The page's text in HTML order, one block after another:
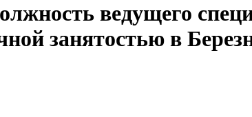
ведущего
занятостью в